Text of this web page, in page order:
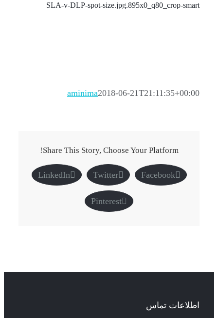
SLA-v-DLP-spot-size.jpg.895x0_q80_crop-smart
aminima2018-06-21T21:11:35+00:00
Share This Story, Choose Your Platform!
Facebook
Twitter
LinkedIn
Pinterest
اطلاعات تماس